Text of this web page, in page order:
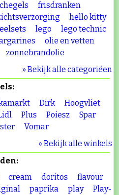
frisdranken
hello kitty
lego
lego technic
olie en vetten
zonnebrandolie
» Bekijk alle categoriëen
Dirk
Hoogvliet
Plus Poiesz
Spar
Vomar
» Bekijk alle winkels
cream doritos
flavour
paprika play
Play-